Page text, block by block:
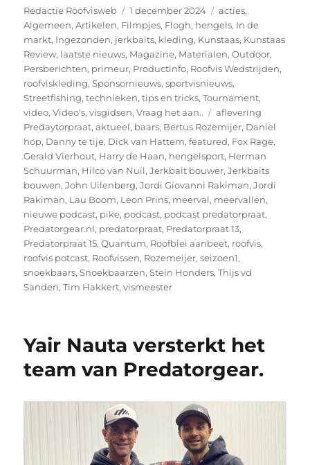
Auteur
Redactie Roofvisweb
Geplaatst
op
1 december 2024 Categorieën
acties,
Algemeen,Artikelen, Filmpjes, Flogh, hengels, In de
markt, Ingezonden, jerkbaits, kleding, Kunstaas, Kunstaas
Review, laatste nieuws, Magazine, Materialen,Outdoor,
Persberichten, primeur, Productinfo, Roofvis Wedstrijden,
roofviskleding,Sponsornieuws,sportvisnieuws,
Streetfishing,technieken,tips en tricks,Tournament,
video,Video's,visgidsen,Vraag het aan.. Tags
aflevering
Predaytorpraat,aktueel, baars, Bertus Rozemijer, Daniel
hop, Danny te tije, Dick van Hattem,featured, Fox Rage,
Gerald Vierhout, Harry de Haan, hengelsport, Herman
Schuurman, Hilco van Nuil,Jerkbait bouwer,Jerkbaits
bouwen,John Uilenberg,Jordi Giovanni Rakiman,Jordi
Rakiman, Lau Boom, Leon Prins, meerval, meervallen,
nieuwe podcast, pike, podcast, podcast predatorpraat,
Predatorgear.nl, predatorpraat, Predatorpraat 13,
Predatorpraat 15,Quantum, Roofblei aanbeet, roofvis,
roofvis potcast, Roofvissen, Rozemeijer,seizoen1,
snoekbaars,Snoekbaarzen,Stein Honders,Thijs vd
Sanden,Tim Hakkert,vismeester
Yair Nauta versterkt het
team van Predatorgear.